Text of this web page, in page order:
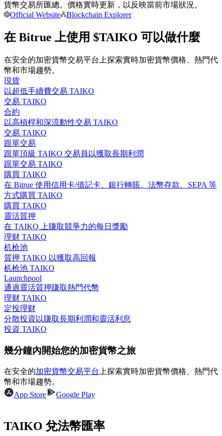
坐享盈利分成和跟單分傭
包含交易情況等的大數據分析
合約指南
合約功能使用指南
交易策略
學習如何保持盈利
貨幣交易所匯總。價格實時更新，以反映當前市場狀況。
Official Website
Blockchain Explorer
在 Bitrue 上使用 $TAIKO 可以做什麼
在安全的加密貨幣交易平台上探索實時加密貨幣價格、熱門代
幣和市場趨勢。
現貨
以超低手續費交易 TAIKO
交易 TAIKO
合約
以高槓桿和深流動性交易 TAIKO
交易 TAIKO
跟單交易
跟單頂級 TAIKO 交易員以獲取長期利潤
跟單交易 TAIKO
購買 TAIKO
在 Bitrue 使用信用卡/借記卡、銀行轉賬、法幣存款、SEPA 等
方式購買 TAIKO
購買 TAIKO
靈活質押
在 TAIKO 上賺取競爭力的每日獎勵
理财 TAIKO
机枪池
質押 TAIKO 以獲取高回報
机枪池 TAIKO
Launchpool
通過靈活質押賺取熱門代幣
理财 TAIKO
定投理财
分散投資以賺取長期利潤和靈活利息
投資 TAIKO
幾分鐘內開始您的加密貨幣之旅
在安全的加密貨幣交易平台 上探索實時加密貨幣價格、熱門代
幣和市場趨勢。
App Store
Google Play
TAIKO 兌法幣匯率